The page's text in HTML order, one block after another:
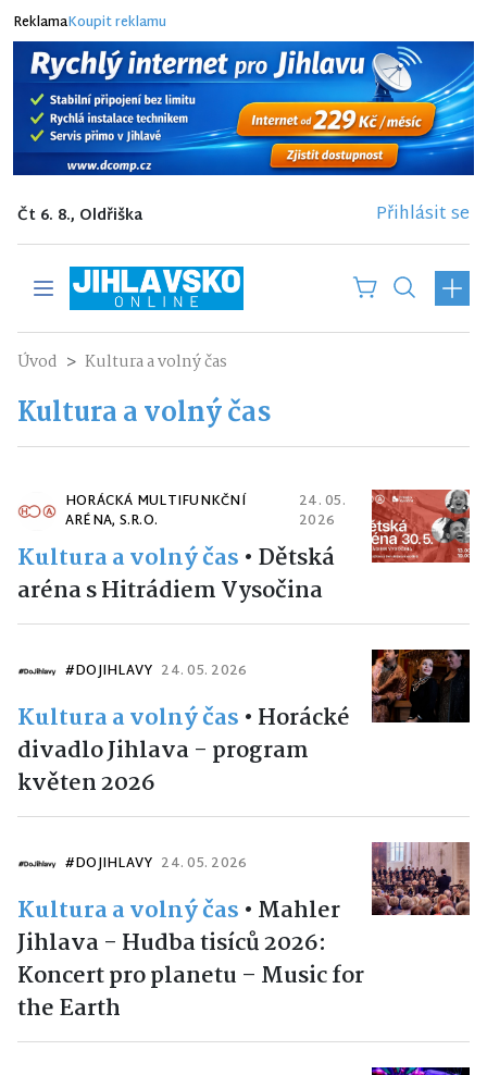
ReklamaKoupit reklamu
Čt 6. 8., Oldřiška Přihlásit se
Úvod Kultura a volný čas
Kultura a volný čas
HORÁCKÁ MULTIFUNKČNÍ
ARÉNA, S.R.O.
24. 05.
2026
Kultura a volný čas • Dětská
aréna s Hitrádiem Vysočina
#DOJIHLAVY 24. 05. 2026
Kultura a volný čas • Horácké
divadlo Jihlava - program
květen 2026
#DOJIHLAVY 24. 05. 2026
Kultura a volný čas • Mahler
Jihlava - Hudba tisíců 2026:
Koncert pro planetu – Music for
the Earth